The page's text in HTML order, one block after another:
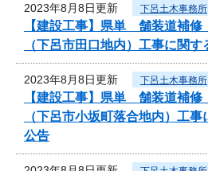
2023年8月8日更新 下呂土木事務所
【建設工事】県単 舗装道補
（下呂市田口地内）工事に関
2023年8月8日更新 下呂土木事務所
【建設工事】県単 舗装道補
（下呂市小坂町落合地内）工
公告